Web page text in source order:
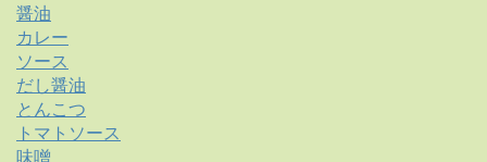
醤油
カレー
ソース
だし醤油
とんこつ
トマトソース
味噌